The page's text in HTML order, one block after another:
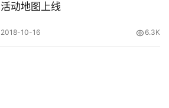
活动地图上线
2018-10-16 6.3K